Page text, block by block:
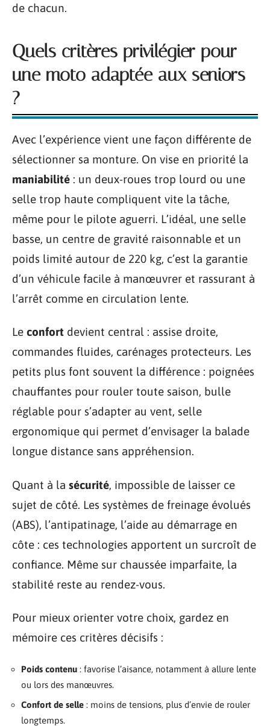
de chacun.
Quels critères privilégier pour
une moto adaptée aux seniors
?
Avec l’expérience vient une façon différente de
sélectionner sa monture. On vise en priorité la
maniabilité : un deux-roues trop lourd ou une
selle trop haute compliquent vite la tâche,
même pour le pilote aguerri. L’idéal, une selle
basse, un centre de gravité raisonnable et un
poids limité autour de 220 kg, c’est la garantie
d’un véhicule facile à manœuvrer et rassurant à
l’arrêt comme en circulation lente.
Le confort devient central : assise droite,
commandes fluides, carénages protecteurs. Les
petits plus font souvent la différence : poignées
chauffantes pour rouler toute saison, bulle
réglable pour s’adapter au vent, selle
ergonomique qui permet d’envisager la balade
longue distance sans appréhension.
Quant à la sécurité, impossible de laisser ce
sujet de côté. Les systèmes de freinage évolués
(ABS), l’antipatinage, l’aide au démarrage en
côte : ces technologies apportent un surcroît de
confiance. Même sur chaussée imparfaite, la
stabilité reste au rendez-vous.
Pour mieux orienter votre choix, gardez en
mémoire ces critères décisifs :
Poids contenu : favorise l’aisance, notamment à allure lente
ou lors des manœuvres.
Confort de selle : moins de tensions, plus d’envie de rouler
longtemps.